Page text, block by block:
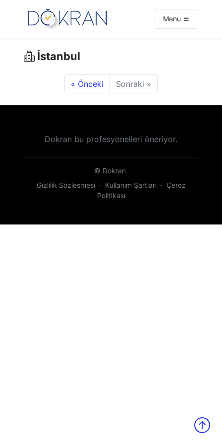
Menu
İstanbul
« Önceki Sonraki »
Dokran bu profesyonelleri öneriyor.
© Dokran.
Gizlilik Sözleşmesi · Kullanım Şartları · Çerez
Politikası